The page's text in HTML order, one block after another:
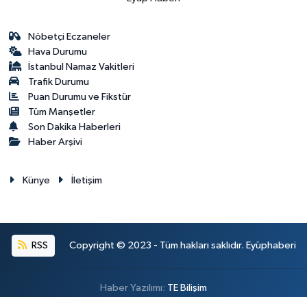
Nöbetçi Eczaneler
Hava Durumu
İstanbul Namaz Vakitleri
Trafik Durumu
Puan Durumu ve Fikstür
Tüm Manşetler
Son Dakika Haberleri
Haber Arşivi
Künye İletişim
RSS Copyright © 2023 - Tüm hakları saklıdır. Eyüphaberi
Haber Yazılımı: TE Bilişim